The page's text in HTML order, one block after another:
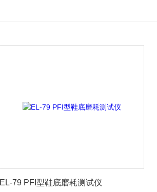
EL-79 PFI型鞋底磨耗测试仪